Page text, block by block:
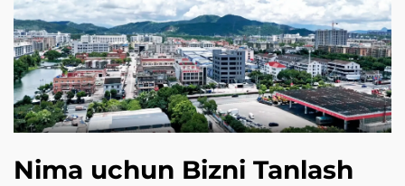
Nima uchun Bizni Tanlash